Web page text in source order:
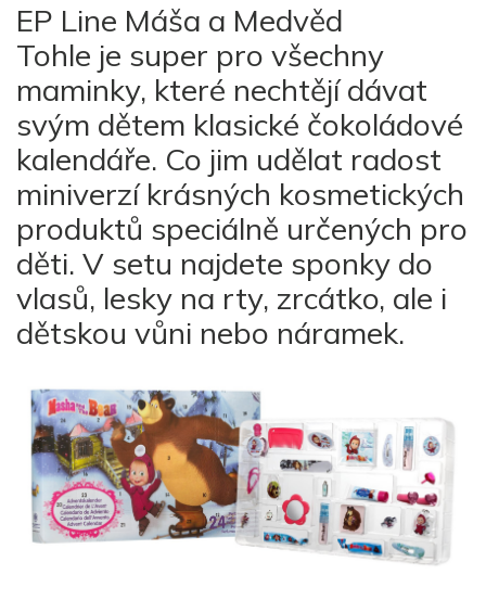
EP Line Máša a Medvěd
Tohle je super pro všechny
maminky, které nechtějí dávat
svým dětem klasické čokoládové
kalendáře. Co jim udělat radost
miniverzí krásných kosmetických
produktů speciálně určených pro
děti. V setu najdete sponky do
vlasů, lesky na rty, zrcátko, ale i
dětskou vůni nebo náramek.